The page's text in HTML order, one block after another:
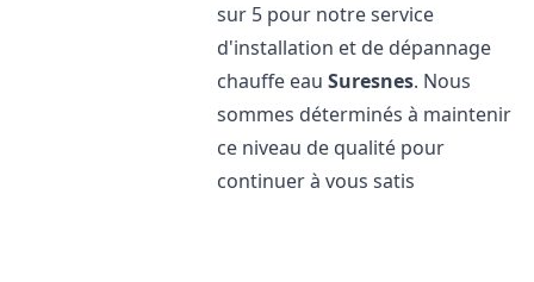
sur 5 pour notre service
d'installation et de dépannage
chauffe eauSuresnes. Nous
sommes déterminés à maintenir
ce niveau de qualité pour
continuer à vous satis